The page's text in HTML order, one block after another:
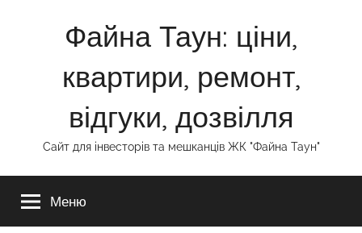
Файна Таун: ціни,
квартири, ремонт,
відгуки, дозвілля
Сайт для інвесторів та мешканців ЖК "Файна Таун"
Меню